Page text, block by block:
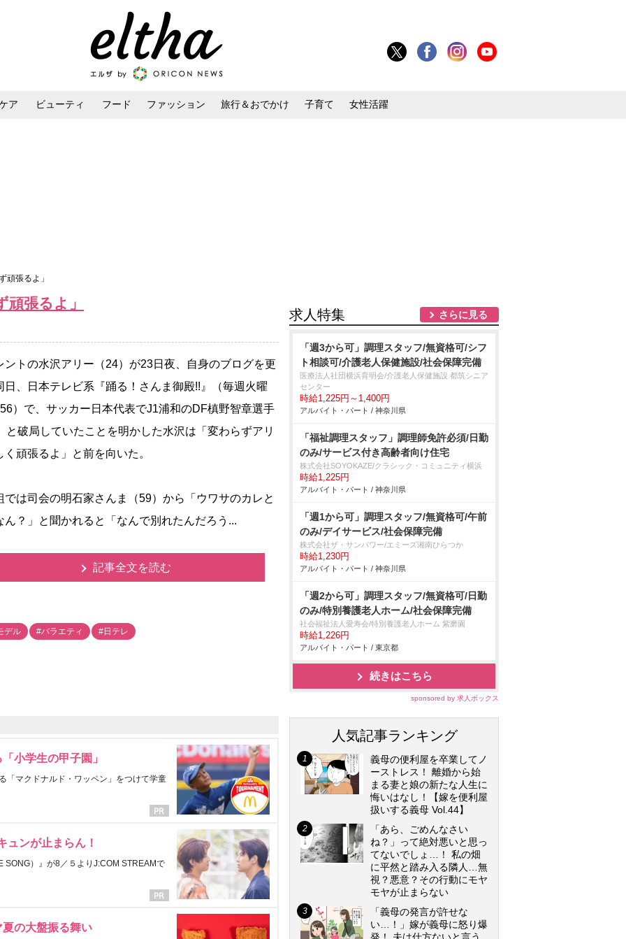
ア ビューティ フード ファッション 旅行＆おでかけ 子育て 女性活躍
頑張るよ」
張るよ」
トの水沢アリー（24）が23日夜、自身のブログを更
日、日本テレビ系『踊る！さんま御殿!!』（毎週火曜
）で、サッカー日本代表でJ1浦和のDF槙野智章選手
と破局していたことを明かした水沢は「変わらずアリ
く頑張るよ」と前を向いた。
は司会の明石家さんま（59）から「ウワサのカレと
ん？」と聞かれると「なんで別れたんだろう...
記事全文を読む
デル #バラエティ #日テレ
小学生の甲子園」
「マクドナルド・ワッペン」をつけて学童
ュンが止まらん！
SONG）』が8／５よりJ:COM STREAMで
の大盤振る舞い
求人特集 さらに見る
「週3から可」調理スタッフ/無資格可/シフ
ト相談可/介護老人保健施設/社会保障完備
医療法人社団横浜育明会/介護老人保健施設 都筑シニア
センター
時給1,225円～1,400円
アルバイト・パート / 神奈川県
「福祉調理スタッフ」調理師免許必須/日勤
のみ/サービス付き高齢者向け住宅
株式会社SOYOKAZE/クラシック・コミュニティ横浜
時給1,225円
アルバイト・パート / 神奈川県
「週1から可」調理スタッフ/無資格可/午前
のみ/デイサービス/社会保障完備
株式会社ザ・サンパワー/エミーズ湘南ひらつか
時給1,230円
アルバイト・パート / 神奈川県
「週2から可」調理スタッフ/無資格可/日勤
のみ/特別養護老人ホーム/社会保障完備
社会福祉法人愛寿会/特別養護老人ホーム 紫磨園
時給1,226円
アルバイト・パート / 東京都
続きはこちら
sponsored by 求人ボックス
人気記事ランキング
義母の便利屋を卒業してノ
ーストレス！ 離婚から始
まる妻と娘の新たな人生に
悔いはなし！【嫁を便利屋
扱いする義母 Vol.44】
「あら、ごめんなさい
ね？」って絶対悪いと思っ
てないでしょ…！ 私の畑
に平然と踏み入る隣人…無
視？悪意？その行動にモヤ
モヤが止まらない
「義母の発言が許せな
い…！」嫁が義母に怒り爆